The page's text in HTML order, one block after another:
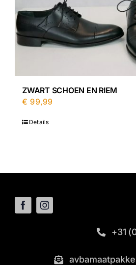
ZWART SCHOEN EN RIEM
€ 99,99
Details
+31